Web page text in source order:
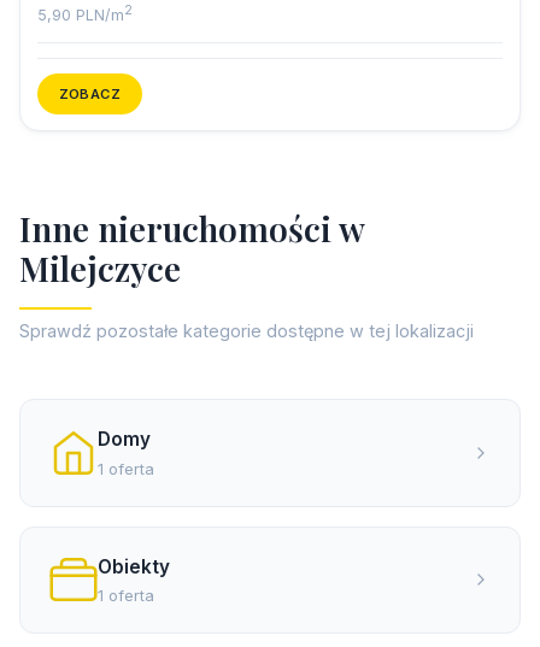
5,90 PLN/m2
ZOBACZ
Inne nieruchomości w
Milejczyce
Sprawdź pozostałe kategorie dostępne w tej lokalizacji
Domy
1 oferta
Obiekty
1 oferta